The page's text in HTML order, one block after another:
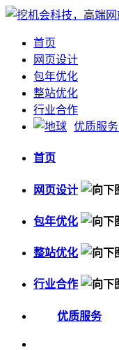
首页
网页设计
包年优化
整站优化
行业合作
优质服务
首页
网页设计
包年优化
整站优化
行业合作
优质服务